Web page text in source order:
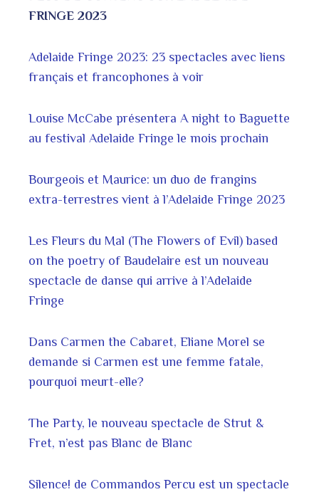
FRINGE 2023
Adelaide Fringe 2023: 23 spectacles avec liens
français et francophones à voir
Louise McCabe présentera A night to Baguette
au festival Adelaide Fringe le mois prochain
Bourgeois et Maurice: un duo de frangins
extra-terrestres vient à l’Adelaide Fringe 2023
Les Fleurs du Mal (The Flowers of Evil) based
on the poetry of Baudelaire est un nouveau
spectacle de danse qui arrive à l’Adelaide
Fringe
Dans Carmen the Cabaret, Eliane Morel se
demande si Carmen est une femme fatale,
pourquoi meurt-elle?
The Party, le nouveau spectacle de Strut &
Fret, n’est pas Blanc de Blanc
Silence! de Commandos Percu est un spectacle